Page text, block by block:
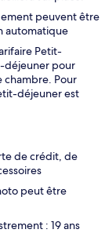
peuvent être
automatique
Petit-
déjeuner pour
chambre. Pour
déjeuner est
de crédit, de
peut être
: 19 ans